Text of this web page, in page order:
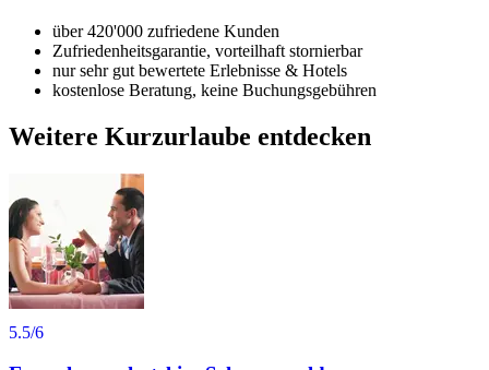
über 420'000 zufriedene Kunden
Zufriedenheitsgarantie, vorteilhaft stornierbar
nur sehr gut bewertete Erlebnisse & Hotels
kostenlose Beratung, keine Buchungsgebühren
Weitere Kurzurlaube entdecken
5.5/6